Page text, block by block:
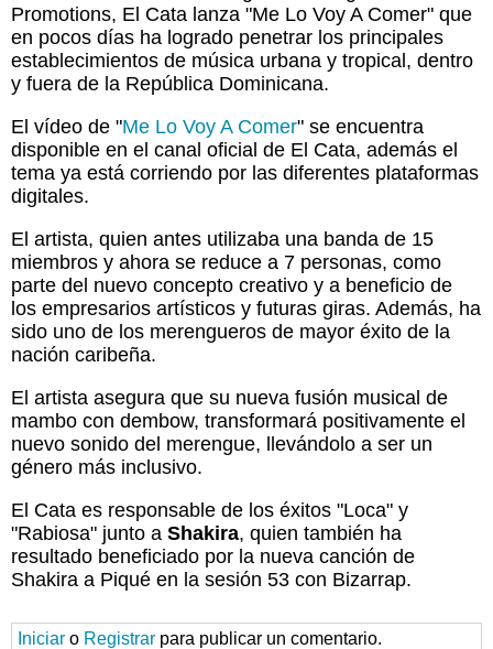
Promotions, El Cata lanza "Me Lo Voy A Comer" que
en pocos días ha logrado penetrar los principales
establecimientos de música urbana y tropical, dentro
y fuera de la República Dominicana.
El vídeo de "Me Lo Voy A Comer" se encuentra
disponible en el canal oficial de El Cata, además el
tema ya está corriendo por las diferentes plataformas
digitales.
El artista, quien antes utilizaba una banda de 15
miembros y ahora se reduce a 7 personas, como
parte del nuevo concepto creativo y a beneficio de
los empresarios artísticos y futuras giras. Además, ha
sido uno de los merengueros de mayor éxito de la
nación caribeña.
El artista asegura que su nueva fusión musical de
mambo con dembow, transformará positivamente el
nuevo sonido del merengue, llevándolo a ser un
género más inclusivo.
El Cata es responsable de los éxitos "Loca" y
"Rabiosa" junto a Shakira, quien también ha
resultado beneficiado por la nueva canción de
Shakira a Piqué en la sesión 53 con Bizarrap.
Iniciar o Registrar para publicar un comentario.